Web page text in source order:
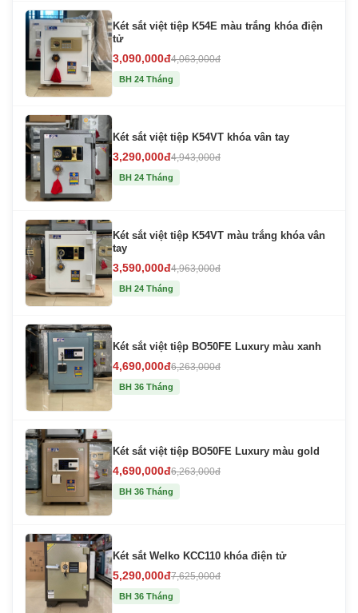
Két sắt việt tiệp K54E màu trắng khóa điện
tử
3,090,000đ4,063,000đ
BH 24 Tháng
Két sắt việt tiệp K54VT khóa vân tay
3,290,000đ4,943,000đ
BH 24 Tháng
Két sắt việt tiệp K54VT màu trắng khóa vân
tay
3,590,000đ4,963,000đ
BH 24 Tháng
Két sắt việt tiệp BO50FE Luxury màu xanh
4,690,000đ6,263,000đ
BH 36 Tháng
Két sắt việt tiệp BO50FE Luxury màu gold
4,690,000đ6,263,000đ
BH 36 Tháng
Két sắt Welko KCC110 khóa điện tử
5,290,000đ7,625,000đ
BH 36 Tháng